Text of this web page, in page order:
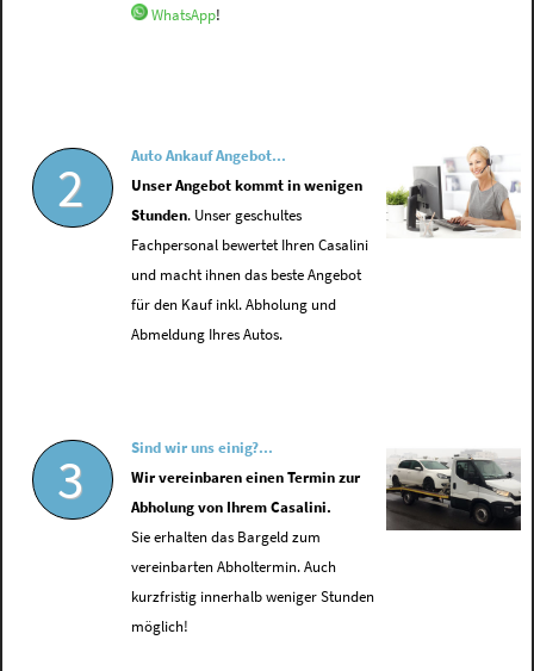
WhatsApp!
2
Auto Ankauf Angebot...
Unser Angebot kommt in wenigen
Stunden. Unser geschultes
Fachpersonal bewertet Ihren Casalini
und macht ihnen das beste Angebot
für den Kauf inkl. Abholung und
Abmeldung Ihres Autos.
3
Sind wir uns einig?...
Wir vereinbaren einen Termin zur
Abholung von Ihrem Casalini.
Sie erhalten das Bargeld zum
vereinbarten Abholtermin. Auch
kurzfristig innerhalb weniger Stunden
möglich!